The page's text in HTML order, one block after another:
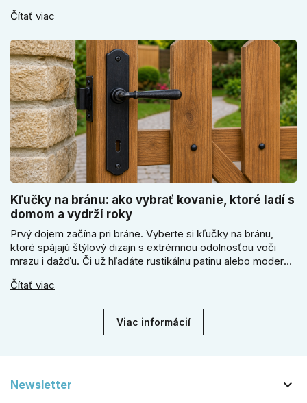
kľúčové jeho správne ukotvenie.
Čítať viac
Kľučky na bránu: ako vybrať kovanie, ktoré ladí s
domom a vydrží roky
Prvý dojem začína pri bráne. Vyberte si kľučky na bránu,
ktoré spájajú štýlový dizajn s extrémnou odolnosťou voči
mrazu i dažďu. Či už hľadáte rustikálnu patinu alebo moderné
vydrží roky. Zabezpečte svoj vstup kvalitou, ktorá prežije
Čítať viac
Viac informácií
Newsletter 